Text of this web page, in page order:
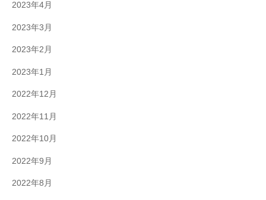
2023年4月
2023年3月
2023年2月
2023年1月
2022年12月
2022年11月
2022年10月
2022年9月
2022年8月